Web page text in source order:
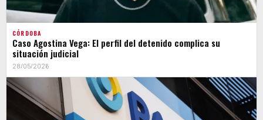
CÓRDOBA
Caso Agostina Vega: El perfil del detenido complica su
situación judicial
28/05/2026